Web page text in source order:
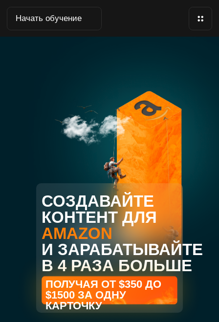
СОЗДАВАЙТЕ
КОНТЕНТ ДЛЯ
AMAZON
И ЗАРАБАТЫВАЙТЕ
В 4 РАЗА БОЛЬШЕ
ПОЛУЧАЯ ОТ $350 ДО
$1500 ЗА ОДНУ
КАРТОЧКУ